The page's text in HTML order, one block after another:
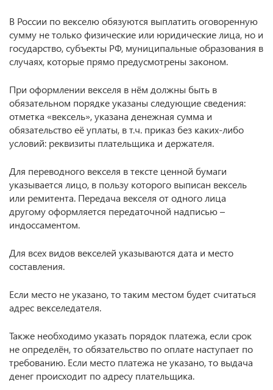
В России по векселю обязуются выплатить оговоренную
сумму не только физические или юридические лица, но и
государство, субъекты РФ, муниципальные образования в
случаях, которые прямо предусмотрены законом.
При оформлении векселя в нём должны быть в
обязательном порядке указаны следующие сведения:
отметка «вексель», указана денежная сумма и
обязательство её уплаты, в т.ч. приказ без каких-либо
условий: реквизиты плательщика и держателя.
Для переводного векселя в тексте ценной бумаги
указывается лицо, в пользу которого выписан вексель
или ремитента. Передача векселя от одного лица
другому оформляется передаточной надписью –
индоссаментом.
Для всех видов векселей указываются дата и место
составления.
Если место не указано, то таким местом будет считаться
адрес векселедателя.
Также необходимо указать порядок платежа, если срок
не определён, то обязательство по оплате наступает по
требованию. Если место платежа не указано, то выдача
денег происходит по адресу плательщика.